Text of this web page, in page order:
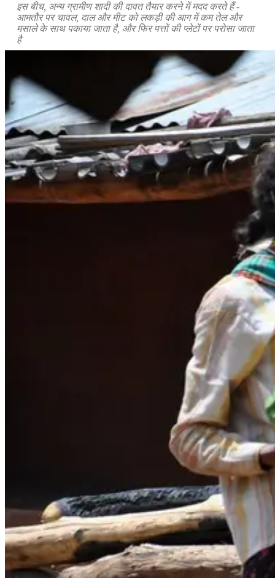
इस बीच, अन्य ग्रामीण शादी की दावत तैयार करने में मदद करते हैं -
आमतौर पर चावल, दाल और मीट को लकड़ी की आग में कम तेल और
मसाले के साथ पकाया जाता है, और फिर पत्तों की प्लेटों पर परोसा जाता
है